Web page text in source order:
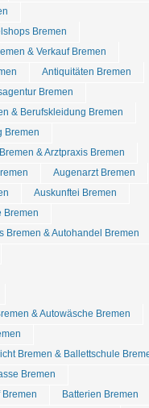
Bremen
& Verkauf Bremen
Antiquitäten Bremen
Bremen
& Berufskleidung Bremen
Bremen
& Arztpraxis Bremen
Augenarzt Bremen
Auskunftei Bremen
Bremen
Bremen & Autohandel Bremen
& Autowäsche Bremen
Bremen & Ballettschule
Bremen
Batterien Bremen